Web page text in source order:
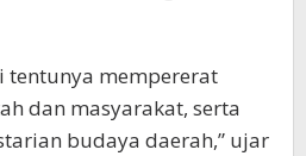
tentunya mempererat
dan masyarakat, serta
budaya daerah,” ujar